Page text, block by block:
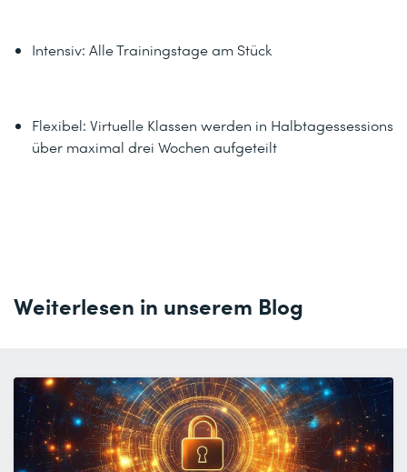
Intensiv: Alle Trainingstage am Stück
Flexibel: Virtuelle Klassen werden in Halbtagessessions
über maximal drei Wochen aufgeteilt
Weiterlesen in unserem Blog